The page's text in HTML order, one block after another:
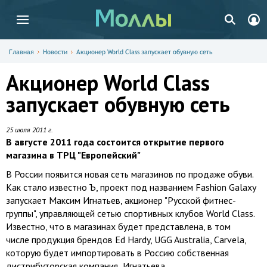
Главная Новости Акционер World Class запускает обувную сеть
Акционер World Class
запускает обувную сеть
25 июля 2011 г.
В августе 2011 года состоится открытие первого
магазина в ТРЦ "Европейский"
В России появится новая сеть магазинов по продаже обуви.
Как стало известно Ъ, проект под названием Fashion Galaxy
запускает Максим Игнатьев, акционер "Русской фитнес-
группы", управляющей сетью спортивных клубов World Class.
Известно, что в магазинах будет представлена, в том
числе продукция брендов Ed Hardy, UGG Australia, Carvela,
которую будет импортировать в Россию собственная